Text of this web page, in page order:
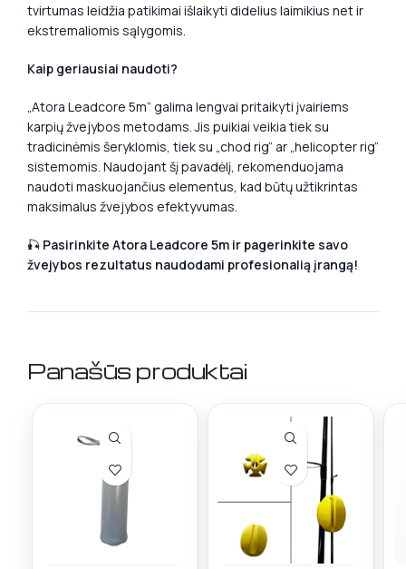
tvirtumas leidžia patikimai išlaikyti didelius laimikius net ir
ekstremaliomis sąlygomis.
Kaip geriausiai naudoti?
„Atora Leadcore 5m“ galima lengvai pritaikyti įvairiems
karpių žvejybos metodams. Jis puikiai veikia tiek su
tradicinėmis šeryklomis, tiek su „chod rig“ ar „helicopter rig“
sistemomis. Naudojant šį pavadėlį, rekomenduojama
naudoti maskuojančius elementus, kad būtų užtikrintas
maksimalus žvejybos efektyvumas.
🎣 Pasirinkite Atora Leadcore 5m ir pagerinkite savo
žvejybos rezultatus naudodami profesionalią įrangą!
Panašūs produktai